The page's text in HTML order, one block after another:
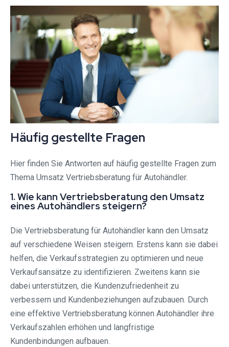
Häufig gestellte Fragen
Hier finden Sie Antworten auf häufig gestellte Fragen zum
Thema Umsatz Vertriebsberatung für Autohändler.
1. Wie kann Vertriebsberatung den Umsatz
eines Autohändlers steigern?
Die Vertriebsberatung für Autohändler kann den Umsatz
auf verschiedene Weisen steigern. Erstens kann sie dabei
helfen, die Verkaufsstrategien zu optimieren und neue
Verkaufsansätze zu identifizieren. Zweitens kann sie
dabei unterstützen, die Kundenzufriedenheit zu
verbessern und Kundenbeziehungen aufzubauen. Durch
eine effektive Vertriebsberatung können Autohändler ihre
Verkaufszahlen erhöhen und langfristige
Kundenbindungen aufbauen.